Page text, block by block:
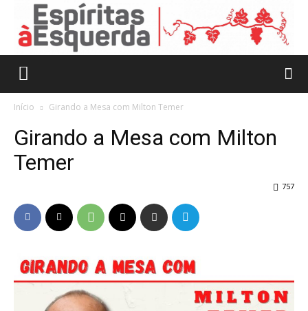
Início Girando a Mesa com Milton Temer
Girando a Mesa com Milton
Temer
757